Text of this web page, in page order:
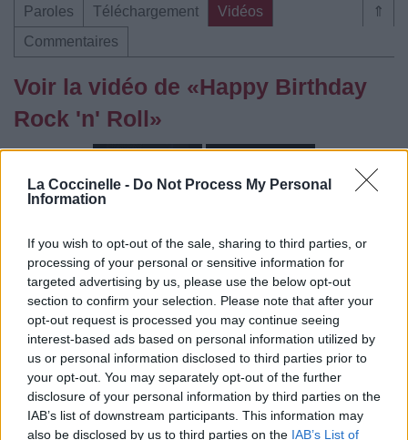
La Coccinelle - Do Not Process My Personal
Information
If you wish to opt-out of the sale, sharing to third parties, or
processing of your personal or sensitive information for
targeted advertising by us, please use the below opt-out
section to confirm your selection. Please note that after your
opt-out request is processed you may continue seeing
interest-based ads based on personal information utilized by
us or personal information disclosed to third parties prior to
your opt-out. You may separately opt-out of the further
disclosure of your personal information by third parties on the
IAB’s list of downstream participants. This information may
also be disclosed by us to third parties on the IAB’s List of
⇑
Paroles Téléchargement
Vidéos
Commentaires
Voir la vidéo de «Happy Birthday
Rock 'n' Roll»
Concert/Live
⇑
Paroles Téléchargement
Vidéos
Commentaires